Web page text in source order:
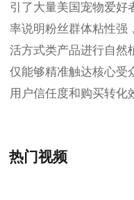
引了大量美国宠物爱好
率说明粉丝群体粘性强
活方式类产品进行自然
仅能够精准触达核心受
用户信任度和购买转化
热门视频